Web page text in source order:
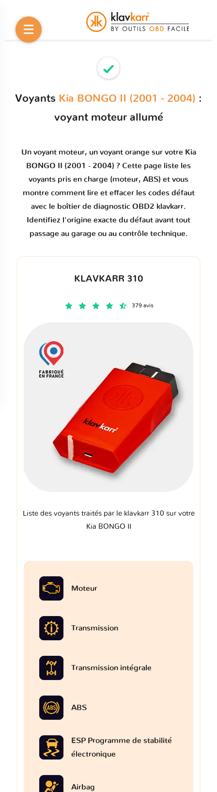
Voyants Kia BONGO II (2001 - 2004) :
voyant moteur allumé
Un voyant moteur, un voyant orange sur votre Kia
BONGO II (2001 - 2004) ? Cette page liste les
voyants pris en charge (moteur, ABS) et vous
montre comment lire et effacer les codes défaut
avec le boîtier de diagnostic OBD2 klavkarr.
Identifiez l'origine exacte du défaut avant tout
passage au garage ou au contrôle technique.
KLAVKARR 310
379 avis
Liste des voyants traités par le klavkarr 310 sur votre
Kia BONGO II
Moteur
Transmission
Transmission intégrale
ABS
ESP Programme de stabilité
électronique
Airbag